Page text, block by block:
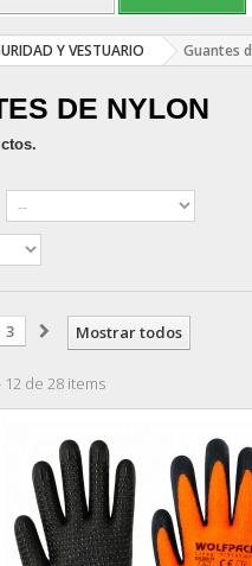
Y VESTUARIO Guantes
DE NYLON
Mostrar todos
3
de 28 items